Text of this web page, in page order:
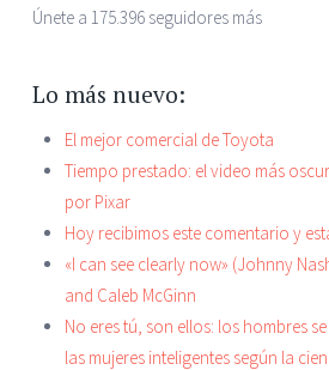
Únete a 175.396 seguidores más
Lo más nuevo:
El mejor comercial de Toyota
Tiempo prestado: el video más
por Pixar
Hoy recibimos este comentario y
«I can see clearly now» (Johnny
and Caleb McGinn
No eres tú, son ellos: los hombres
las mujeres inteligentes según la